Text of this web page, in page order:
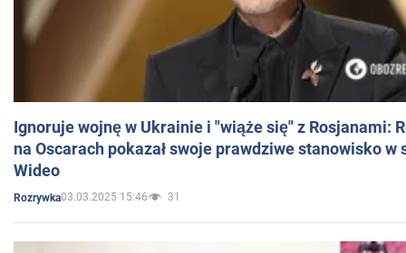
Ignoruje wojnę w Ukrainie i "wiąże się" z Rosjanami:
na Oscarach pokazał swoje prawdziwe stanowisko w
Wideo
Rozrywka03.03.2025 15:46 31